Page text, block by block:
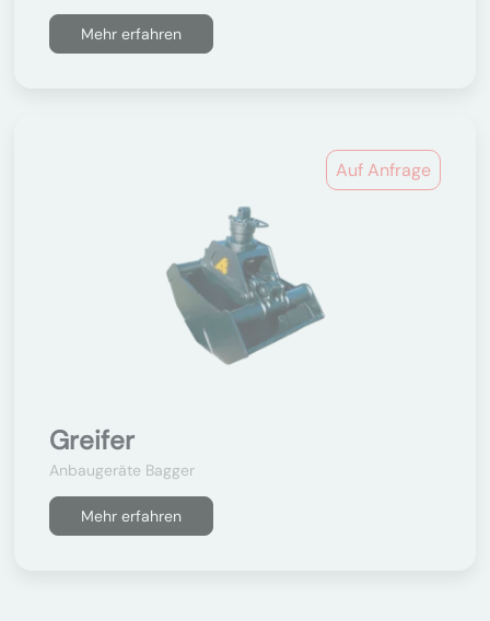
Mehr erfahren
Auf Anfrage
Greifer
Anbaugeräte Bagger
Mehr erfahren